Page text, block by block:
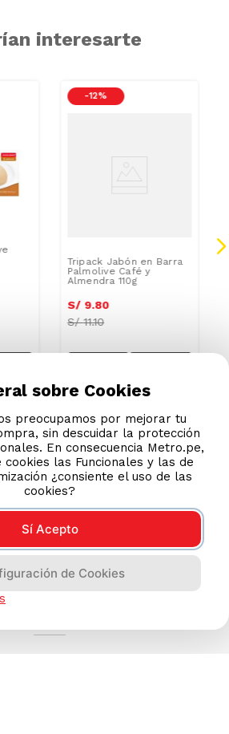
interesarte
-12 %
Tripack Jabón en Barra
Palmolive Café y
Almendra 110g
S/ 9.80
S/11.10
sobre Cookies
preocupamos por mejorar tu
sin descuidar la protección
En consecuencia Metro.pe,
cookies las Funcionales y las de
¿consiente el uso de las
cookies?
Sí Acepto
de Cookies